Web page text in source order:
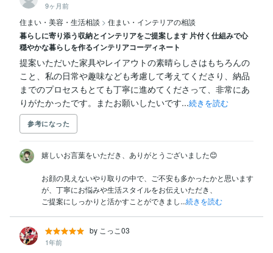
9ヶ月前
住まい・美容・生活相談 > 住まい・インテリアの相談
暮らしに寄り添う収納とインテリアをご提案します 片付く仕組みで心
穏やかな暮らしを作るインテリアコーディネート
提案いただいた家具やレイアウトの素晴らしさはもちろんの
こと、私の日常や趣味なども考慮して考えてくださり、納品
までのプロセスもとても丁寧に進めてくださって、非常にあ
りがたかったです。またお願いしたいです...続きを読む
参考になった
嬉しいお言葉をいただき、ありがとうございました😊
お顔の見えないやり取りの中で、ご不安も多かったかと思います
が、丁寧にお悩みや生活スタイルをお伝えいただき、
ご提案にしっかりと活かすことができまし...続きを読む
by こっこ03
1年前